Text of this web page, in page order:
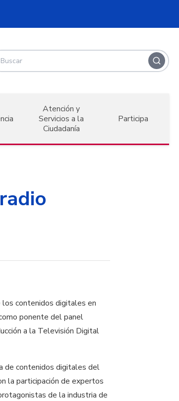
Atención y
Servicios a la
Ciudadanía
Participa
los contenidos digitales en
ponente del panel
a la Televisión Digital
de contenidos digitales del
la participación de expertos
de la industria de